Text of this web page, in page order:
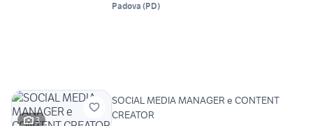
Padova (PD)
3
SOCIAL MEDIA MANAGER e CONTENT
CREATOR